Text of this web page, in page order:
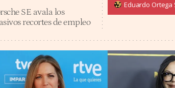
SE avala los
recortes de empleo
Eduardo Ortega